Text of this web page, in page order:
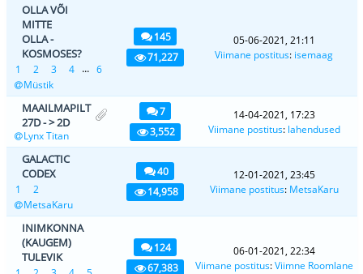
OLLA VÕI
MITTE
OLLA -
KOSMOSES?
1 2 3 4 ... 6
Müstik
145
71,227
05-06-2021, 21:11
Viimane postitus: isemaag
MAAILMAPILT
27D - > 2D
Lynx Titan
7
3,552
14-04-2021, 17:23
Viimane postitus: lahendused
GALACTIC
CODEX
1
2
MetsaKaru
40
14,958
12-01-2021, 23:45
Viimane postitus: MetsaKaru
INIMKONNA
(KAUGEM)
TULEVIK
124
67,383
06-01-2021, 22:34
Viimane postitus:Viimne Roomlane